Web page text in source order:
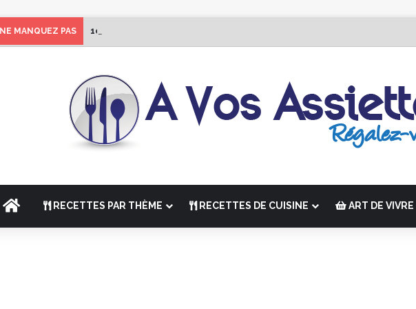
NE MANQUEZ PAS 1er Édition de “La Semaine des Chefs” du 19 au 24 octobre 2026
ACCUEILRECETTES PAR THÈME RECETTES DE CUISINE ART DE VIVRE